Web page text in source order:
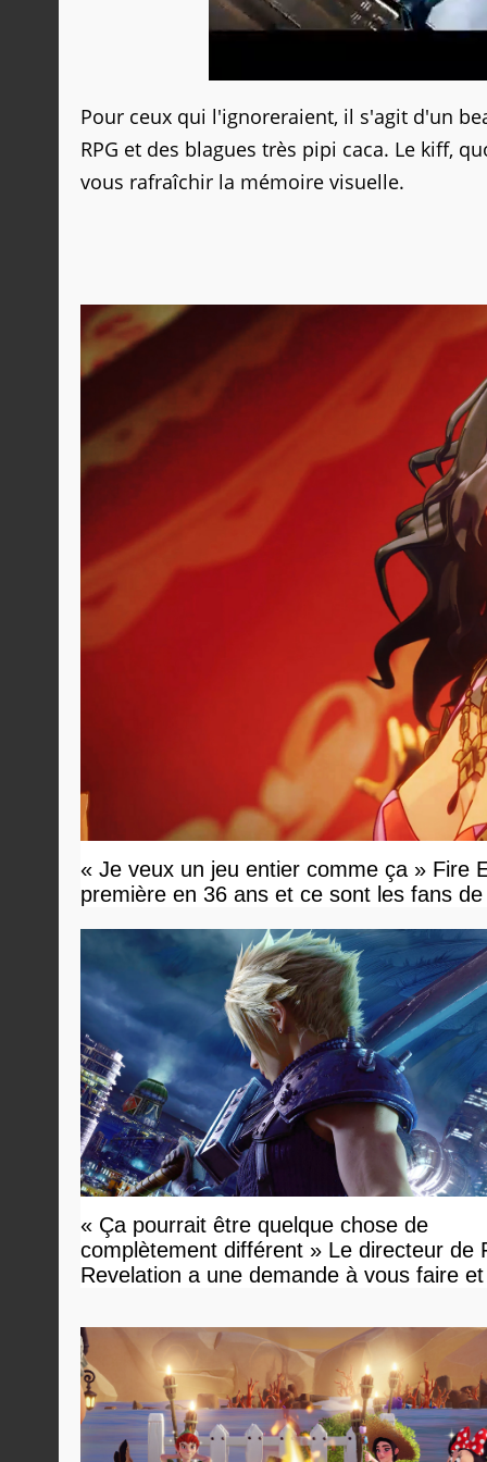
Pour ceux qui l'ignoreraient, il s'agit d'un
RPG et des blagues très pipi caca. Le kiff,
vous rafraîchir la mémoire visuelle.
« Je veux un jeu entier comme ça » Fire
première en 36 ans et ce sont les fans
« Ça pourrait être quelque chose de
complètement différent » Le directeur de
Revelation a une demande à vous faire